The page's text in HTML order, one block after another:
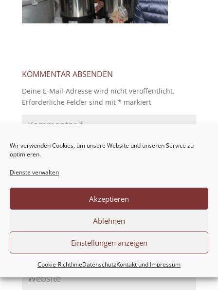
Wir verwenden Cookies, um unsere Website und unseren Service zu
optimieren.
Dienste verwalten
Akzeptieren
Ablehnen
Einstellungen anzeigen
Cookie-RichtlinieDatenschutzKontakt und Impressum
KOMMENTAR ABSENDEN
Deine E-Mail-Adresse wird nicht veröffentlicht.
Erforderliche Felder sind mit * markiert